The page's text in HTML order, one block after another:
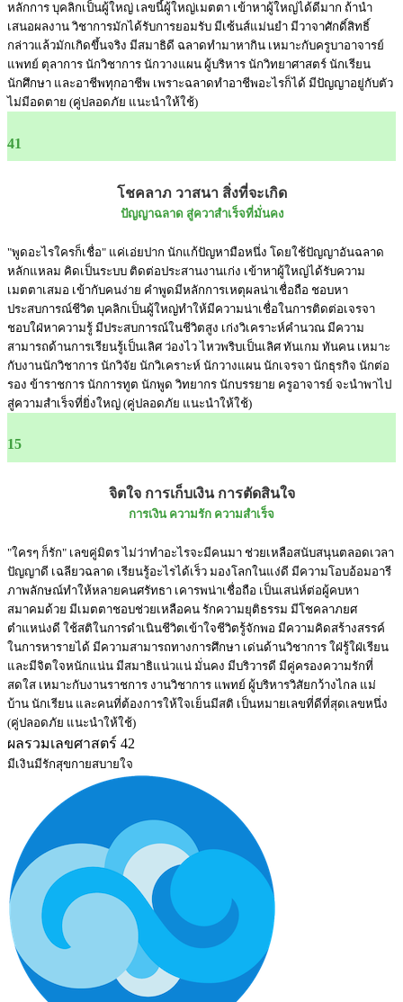
หลักการ บุคลิกเป็นผู้ใหญ่ เลขนี้ผู้ใหญ่เมตตา เข้าหาผู้ใหญ่ได้ดีมาก ถ้านำ
เสนอผลงาน วิชาการมักได้รับการยอมรับ มีเซ้นส์แม่นยำ มีวาจาศักดิ์สิทธิ์
กล่าวแล้วมักเกิดขึ้นจริง มีสมาธิดี ฉลาดทำมาหากิน เหมาะกับครูบาอาจารย์
แพทย์ ตุลาการ นักวิชาการ นักวางแผน ผู้บริหาร นักวิทยาศาสตร์ นักเรียน
นักศึกษา และอาชีพทุกอาชีพ เพราะฉลาดทำอาชีพอะไรก็ได้ มีปัญญาอยู่กับตัว
ไม่มีอดตาย (คู่ปลอดภัย แนะนำให้ใช้)
41
โชคลาภ วาสนา สิ่งที่จะเกิด
ปัญญาฉลาด สู่ควาสำเร็จที่มั่นคง
"พูดอะไรใครก็เชื่อ" แค่เอ่ยปาก นักแก้ปัญหามือหนึ่ง โดยใช้ปัญญาอันฉลาด
หลักแหลม คิดเป็นระบบ ติดต่อประสานงานเก่ง เข้าหาผู้ใหญ่ได้รับความ
เมตตาเสมอ เข้ากับคนง่าย คำพูดมีหลักการเหตุผลน่าเชื่อถือ ชอบหา
ประสบการณ์ชีวิต บุคลิกเป็นผู้ใหญ่ทำให้มีความน่าเชื่อในการติดต่อเจรจา
ชอบใฝ่หาความรู้ มีประสบการณ์ในชีวิตสูง เก่งวิเคราะห์คำนวณ มีความ
สามารถด้านการเรียนรู้เป็นเลิศ ว่องไว ไหวพริบเป็นเลิศ ทันเกม ทันคน เหมาะ
กับงานนักวิชาการ นักวิจัย นักวิเคราะห์ นักวางแผน นักเจรจา นักธุรกิจ นักต่อ
รอง ข้าราชการ นักการทูต นักพูด วิทยากร นักบรรยาย ครูอาจารย์ จะนำพาไป
สู่ความสำเร็จที่ยิ่งใหญ่ (คู่ปลอดภัย แนะนำให้ใช้)
15
จิตใจ การเก็บเงิน การตัดสินใจ
การเงิน ความรัก ความสำเร็จ
"ใครๆ ก็รัก" เลขคู่มิตร ไม่ว่าทำอะไรจะมีคนมา ช่วยเหลือสนับสนุนตลอดเวลา
ปัญญาดี เฉลียวฉลาด เรียนรู้อะไรได้เร็ว มองโลกในแง่ดี มีความโอบอ้อมอารี
ภาพลักษณ์ทำให้หลายคนศรัทธา เคารพน่าเชื่อถือ เป็นเสน่ห์ต่อผู้คบหา
สมาคมด้วย มีเมตตาชอบช่วยเหลือคน รักความยุติธรรม มีโชคลาภยศ
ตำแหน่งดี ใช้สติในการดำเนินชีวิตเข้าใจชีวิตรู้จักพอ มีความคิดสร้างสรรค์
ในการหารายได้ มีความสามารถทางการศึกษา เด่นด้านวิชาการ ใฝ่รู้ใฝ่เรียน
และมีจิตใจหนักแน่น มีสมาธิแน่วแน่ มั่นคง มีบริวารดี มีคู่ครองความรักที่
สดใส เหมาะกับงานราชการ งานวิชาการ แพทย์ ผู้บริหารวิสัยกว้างไกล แม่
บ้าน นักเรียน และคนที่ต้องการให้ใจเย็นมีสติ เป็นหมายเลขที่ดีที่สุดเลขหนึ่ง
(คู่ปลอดภัย แนะนำให้ใช้)
ผลรวมเลขศาสตร์ 42
มีเงินมีรักสุขกายสบายใจ